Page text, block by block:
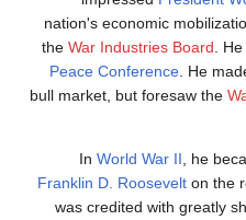
nation's economic
theWar Industries Board.
Peace Conference. He
bull market, but foresaw
InWorld War II, he
Franklin D. Roosevelt on
was credited with